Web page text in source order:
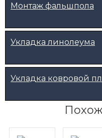
Монтаж фальшпола
Укладка линолеума
Укладка ковровой